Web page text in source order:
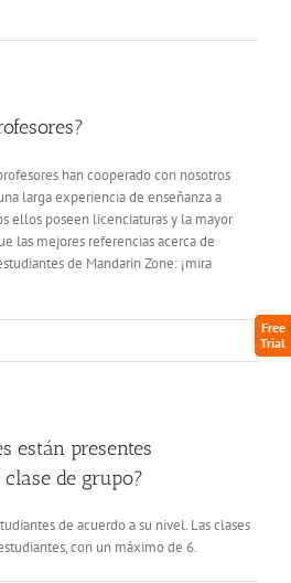
Free
Trial
han cooperado con nosotros
larga experiencia de enseñanza a
ellos poseen licenciaturas y la mayor
las mejores referencias acerca de
de Mandarin Zone: ¡mira
están presentes
de grupo?
de acuerdo a su nivel. Las clases
con un máximo de 6.